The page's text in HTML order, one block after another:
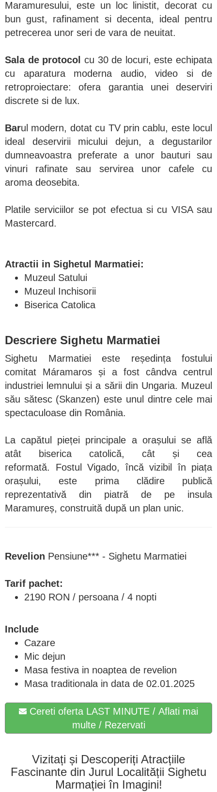
Maramuresului, este un loc linistit, decorat cu
bun gust, rafinament si decenta, ideal pentru
petrecerea unor seri de vara de neuitat.
Sala de protocol cu 30 de locuri, este echipata
cu aparatura moderna audio, video si de
retroproiectare: ofera garantia unei deserviri
discrete si de lux.
Barul modern, dotat cu TV prin cablu, este locul
ideal deservirii micului dejun, a degustarilor
dumneavoastra preferate a unor bauturi sau
vinuri rafinate sau servirea unor cafele cu
aroma deosebita.
Platile serviciilor se pot efectua si cu VISA sau
Mastercard.
Atractii in Sighetul Marmatiei:
Muzeul Satului
Muzeul Inchisorii
Biserica Catolica
Descriere Sighetu Marmatiei
Sighetu Marmatiei este reședința fostului
comitat Máramaros și a fost cândva centrul
industriei lemnului și a sării din Ungaria. Muzeul
său sătesc (Skanzen) este unul dintre cele mai
spectaculoase din România.
La capătul pieței principale a orașului se află
atât biserica catolică, cât și cea
reformată. Fostul Vigado, încă vizibil în piața
orașului, este prima clădire publică
reprezentativă din piatră de pe insula
Maramureș, construită după un plan unic.
Revelion Pensiune*** - Sighetu Marmatiei
Tarif pachet:
2190 RON / persoana / 4 nopti
Include
Cazare
Mic dejun
Masa festiva in noaptea de revelion
Masa traditionala in data de 02.01.2025
Cereti oferta LAST MINUTE / Aflati mai
multe / Rezervati
Vizitați și Descoperiți Atracțiile
Fascinante din Jurul Localității Sighetu
Marmației în Imagini!